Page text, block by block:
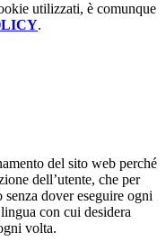
utilizzati, è comunque
.
del sito web perché
dell’utente, che per
dover eseguire ogni
con cui desidera
volta.